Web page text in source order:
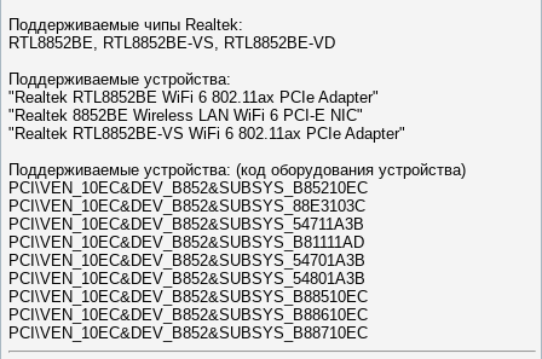
Поддерживаемые чипы Realtek:
RTL8852BE, RTL8852BE-VS, RTL8852BE-VD
Поддерживаемые устройства:
"Realtek RTL8852BE WiFi 6 802.11ax PCIe Adapter"
"Realtek 8852BE Wireless LAN WiFi 6 PCI-E NIC"
"Realtek RTL8852BE-VS WiFi 6 802.11ax PCIe Adapter"
Поддерживаемые устройства: (код оборудования устройства)
PCI\VEN_10EC&DEV_B852&SUBSYS_B85210EC
PCI\VEN_10EC&DEV_B852&SUBSYS_88E3103C
PCI\VEN_10EC&DEV_B852&SUBSYS_54711A3B
PCI\VEN_10EC&DEV_B852&SUBSYS_B81111AD
PCI\VEN_10EC&DEV_B852&SUBSYS_54701A3B
PCI\VEN_10EC&DEV_B852&SUBSYS_54801A3B
PCI\VEN_10EC&DEV_B852&SUBSYS_B88510EC
PCI\VEN_10EC&DEV_B852&SUBSYS_B88610EC
PCI\VEN_10EC&DEV_B852&SUBSYS_B88710EC